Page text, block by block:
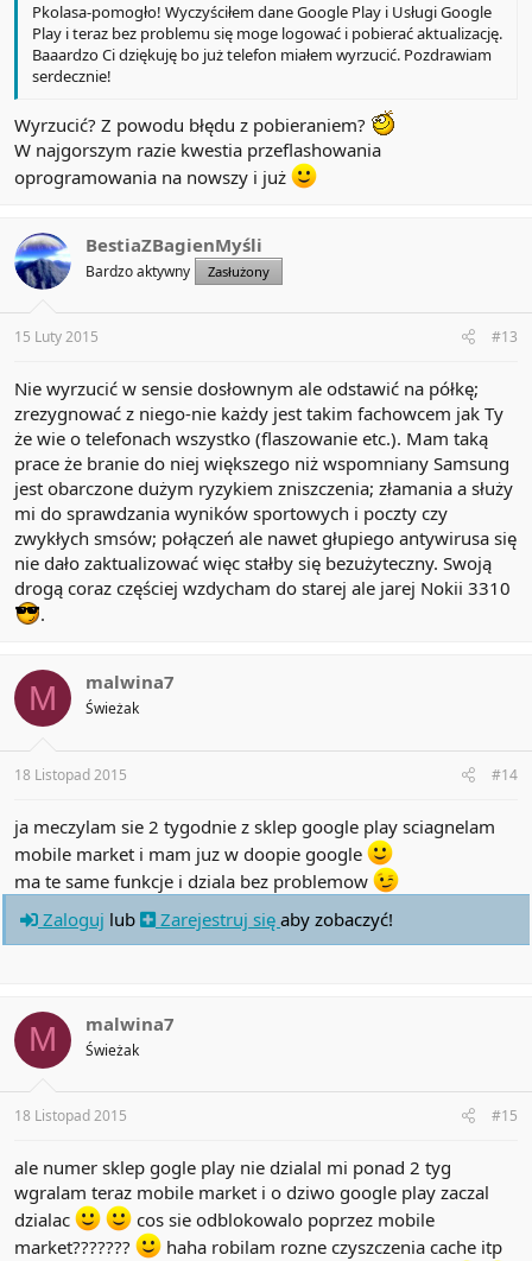
Pkolasa-pomogło! Wyczyściłem dane Google Play i Usługi Google
Play i teraz bez problemu się moge logować i pobierać aktualizację.
Baaardzo Ci dziękuję bo już telefon miałem wyrzucić. Pozdrawiam
serdecznie!
Wyrzucić? Z powodu błędu z pobieraniem?
W najgorszym razie kwestia przeflashowania
oprogramowania na nowszy i już
BestiaZBagienMyśli
Bardzo aktywny Zasłużony
15 Luty 2015 #13
Nie wyrzucić w sensie dosłownym ale odstawić na półkę;
zrezygnować z niego-nie każdy jest takim fachowcem jak Ty
że wie o telefonach wszystko (flaszowanie etc.). Mam taką
prace że branie do niej większego niż wspomniany Samsung
jest obarczone dużym ryzykiem zniszczenia; złamania a służy
mi do sprawdzania wyników sportowych i poczty czy
zwykłych smsów; połączeń ale nawet głupiego antywirusa się
nie dało zaktualizować więc stałby się bezużyteczny. Swoją
drogą coraz częściej wzdycham do starej ale jarej Nokii 3310
.
M malwina7
Świeżak
18 Listopad 2015 #14
ja meczylam sie 2 tygodnie z sklep google play sciagnelam
mobile market i mam juz w doopie google
ma te same funkcje i dziala bez problemow
Zaloguj lub Zarejestruj się aby zobaczyć!
M malwina7
Świeżak
18 Listopad 2015 #15
ale numer sklep gogle play nie dzialal mi ponad 2 tyg
wgralam teraz mobile market i o dziwo google play zaczal
dzialac
cos sie odblokowalo poprzez mobile
market???????
haha robilam rozne czyszczenia cache itp